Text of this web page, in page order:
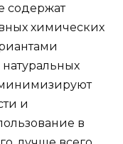
содержат
химических
и
в